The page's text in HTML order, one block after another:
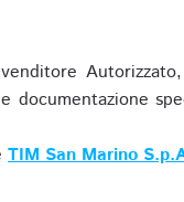
TIM San Marino